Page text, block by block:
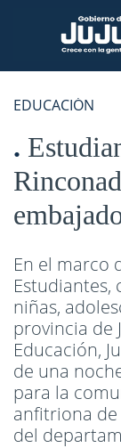
EDUCACIÓN
En el marco
Estudiantes,
niñas,
provincia de
Educación,
de una
para la
anfitriona
del